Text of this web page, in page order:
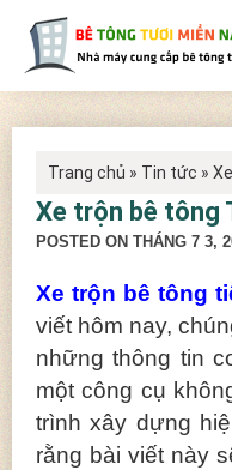
Trang chủ » Tin tức »
Xe trộn bê tông
POSTED ON THÁNG 7 3,
Xe trộn bê tông
viết hôm nay,
những thông tin
một công cụ
trình xây dựng
rằng bài viết này